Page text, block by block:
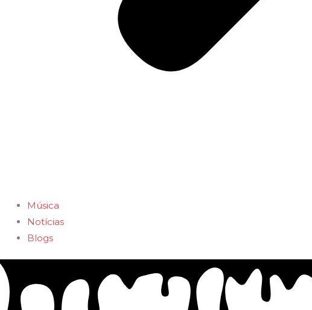
Música
Notícias
Blogs